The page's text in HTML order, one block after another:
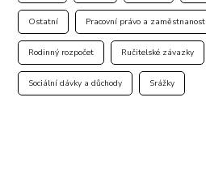
Ostatní Pracovní právo a zaměstnanost
Rodinný rozpočet Ručitelské závazky
Sociální dávky a důchody Srážky